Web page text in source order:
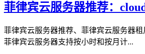
菲律宾云服务器推荐：
菲律宾云服务器推荐、菲律宾云服务器
菲律宾云服务器支持按小时和按月计...